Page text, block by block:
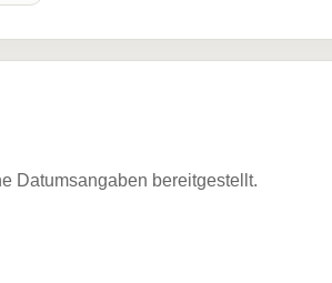
Datumsangaben bereitgestellt.